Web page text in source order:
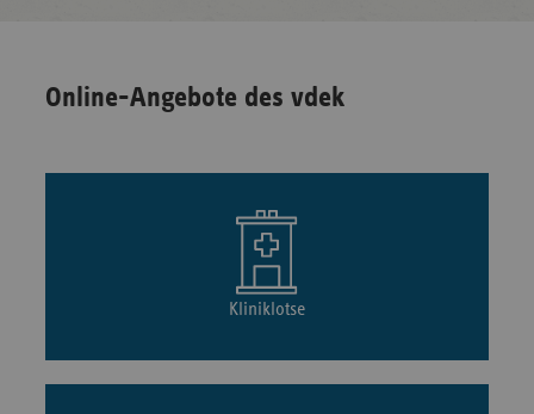
Online-Angebote des vdek
Kliniklotse